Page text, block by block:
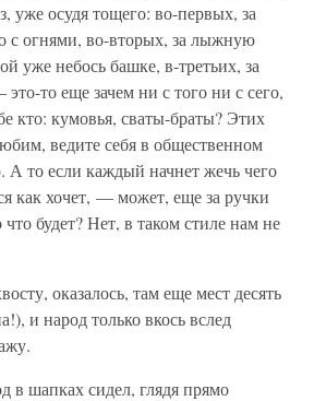
уже осудя тощего: во-первых, за
с огнями, во-вторых, за лыжную
уже небось башке, в-третьих, за
то еще зачем ни с того ни с сего,
кто: кумовья, сваты-браты? Этих
ведите себя в общественном
А то если каждый начнет жечь чего
как хочет, — может, еще за ручки
будет? Нет, в таком стиле нам не
оказалось, там еще мест десять
и народ только вкось вслед
в шапках сидел, глядя прямо